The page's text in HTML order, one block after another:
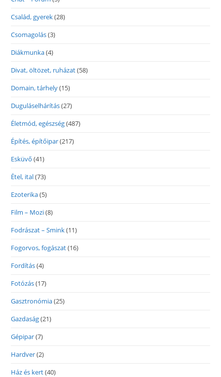
Család, gyerek(28)
Csomagolás(3)
Diákmunka(4)
Divat, öltözet, ruházat(58)
Domain, tárhely(15)
Duguláselhárítás(27)
Életmód, egészség(487)
Építés, építőipar(217)
Esküvő (41)
Étel, ital(73)
Ezoterika(5)
Film – Mozi(8)
Fodrászat – Smink(11)
Fogorvos, fogászat(16)
Fordítás(4)
Fotózás(17)
Gasztronómia(25)
Gazdaság(21)
Gépipar(7)
Hardver(2)
Ház és kert(40)